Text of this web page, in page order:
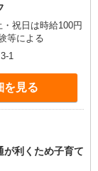
等による
1
を見る
が利くため子育て